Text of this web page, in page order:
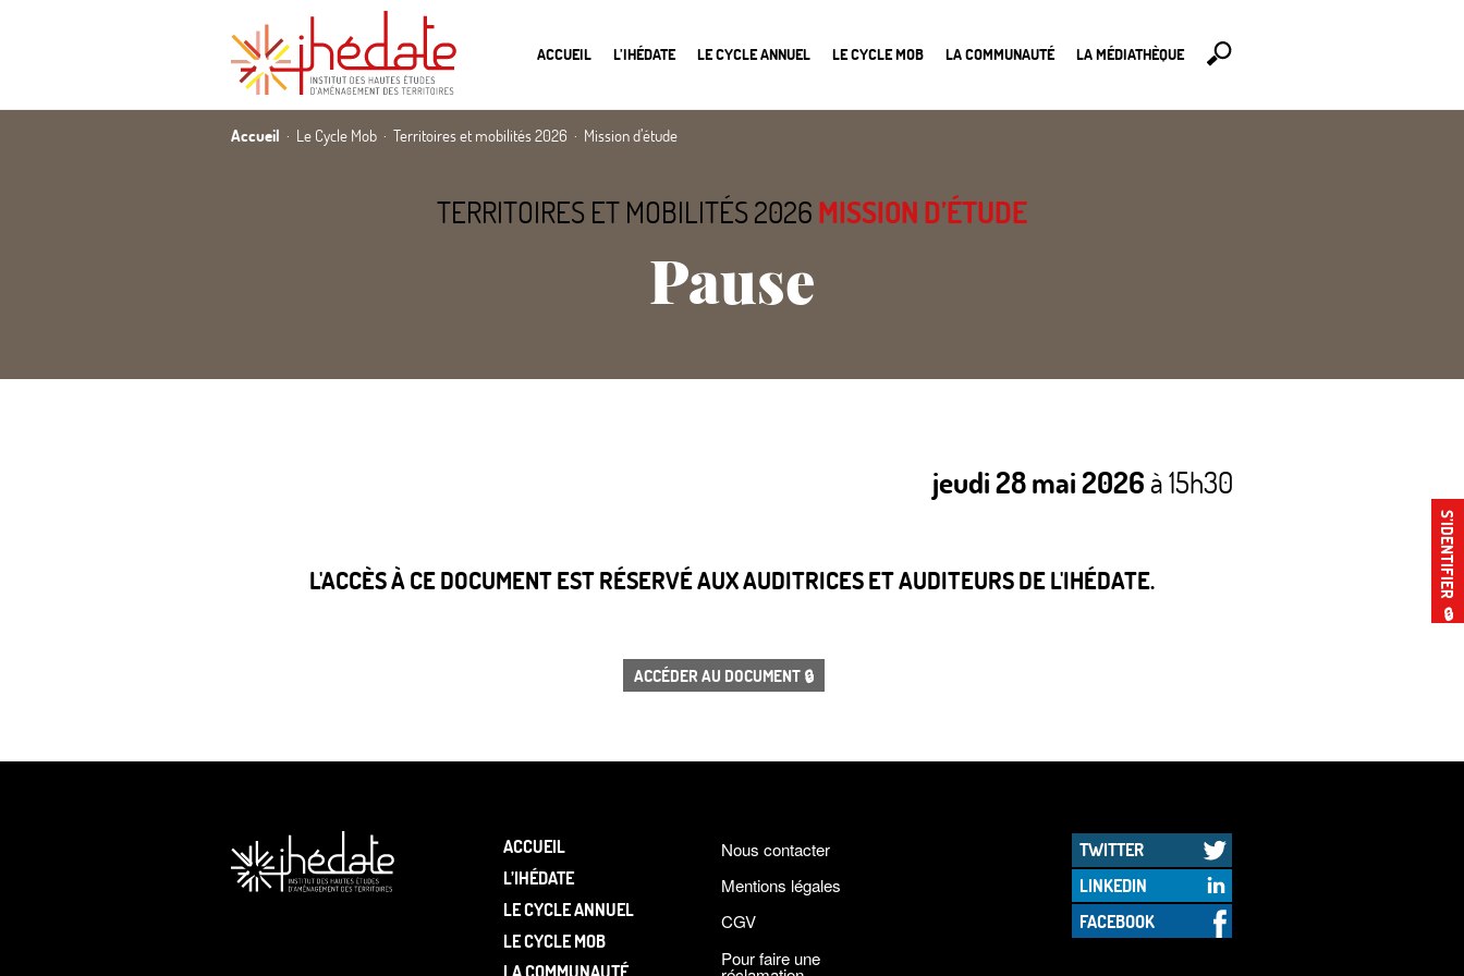
ACCUEIL L’IHÉDATE LE CYCLE ANNUEL LE CYCLE MOB LA COMMUNAUTÉ LA MÉDIATHÈQUE
S’IDENTIFIER
🔒
Accueil Le Cycle Mob Territoires et mobilités 2026 Mission d’étude
TERRITOIRES ET MOBILITÉS 2026 MISSION D’ÉTUDE
Pause
jeudi 28 mai 2026à 15h30
L'ACCÈS À CE DOCUMENT EST RÉSERVÉ AUX AUDITRICES ET AUDITEURS DE L'IHÉDATE.
ACCÉDER AU DOCUMENT 🔒
ACCUEIL
L’IHÉDATE
LE CYCLE ANNUEL
LE CYCLE MOB
Nous contacter
Mentions légales
CGV
Pour faire une
TWITTER
LINKEDIN
FACEBOOK